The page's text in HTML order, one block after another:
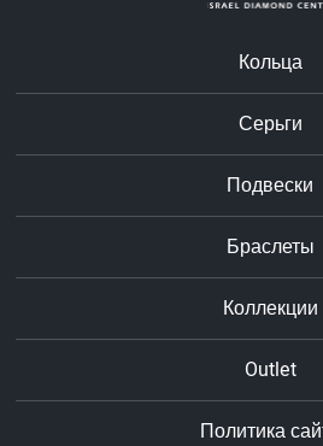
Кольца
Серьги
Подвески
Браслеты
Коллекции
Outlet
Политика